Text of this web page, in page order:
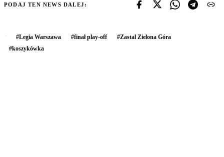
PODAJ TEN NEWS DALEJ:
#Legia Warszawa #finał play-off #Zastal Zielona Góra
#koszykówka